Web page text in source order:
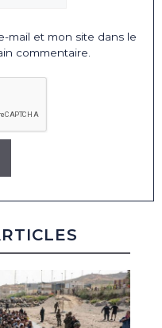
mail et mon site dans le
commentaire.